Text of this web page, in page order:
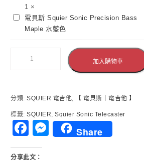
Squier
Sonic
Telecaster
Maple
電
斯
Sonic
Maple
藍
色
1 ×
電貝斯 Squier Sonic Precision Bass
Maple 水藍色
加入購物車
分類: SQUIER 電吉他 【 電貝斯｜電吉他 】
標籤: SQUIER Squier Sonic Telecaster
Facebook
Messenger
Share
分享此文：